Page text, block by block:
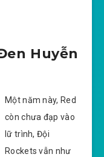
Huyễn
Một năm này, Red
còn chưa đạp vào
lữ trình, Đội
Rockets vẫn như